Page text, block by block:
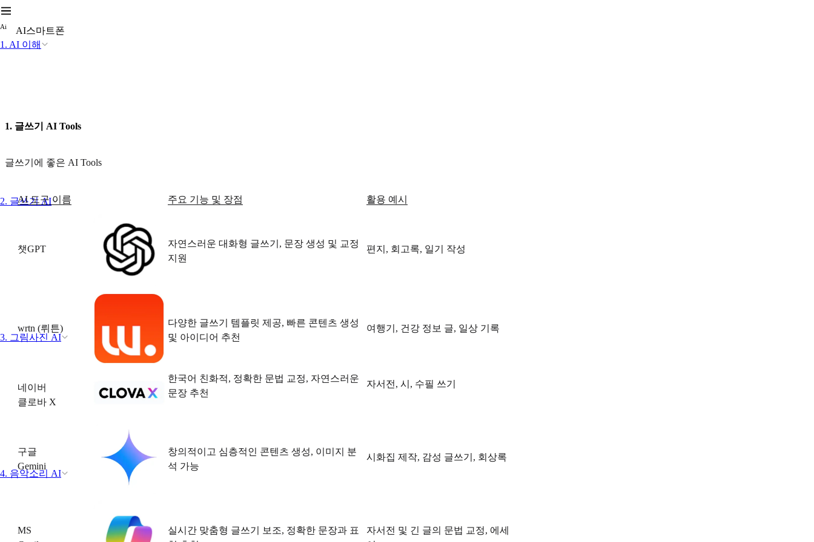
Ai
AI스마트폰
1. AI 이해
2. 글쓰기 AI
3. 그림사진 AI
4. 음악소리 AI
1. 글쓰기 AI Tools
글쓰기에 좋은 AI Tools
AI 도구 이름 주요 기능 및 장점 활용 예시
챗GPT
자연스러운 대화형 글쓰기, 문장 생성 및 교정
지원
편지, 회고록, 일기 작성
wrtn (뤼튼)
다양한 글쓰기 템플릿 제공, 빠른 콘텐츠 생성
및 아이디어 추천
여행기, 건강 정보 글, 일상 기록
네이버
클로바 X
한국어 친화적, 정확한 문법 교정, 자연스러운
문장 추천
자서전, 시, 수필 쓰기
구글
Gemini
창의적이고 심층적인 콘텐츠 생성, 이미지 분
석 가능
시화집 제작, 감성 글쓰기, 회상록
MS
실시간 맞춤형 글쓰기 보조, 정확한 문장과 표
자서전 및 긴 글의 문법 교정, 에세